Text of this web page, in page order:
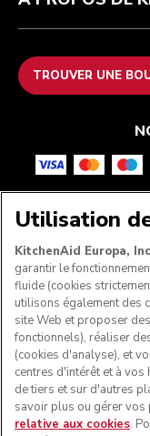
TROUVER UNE
© KitchenAid 2026 -
Utilisation
KitchenAid Europa,
garantir le
fluide (cookies
utilisons également des
site Web et proposer
fonctionnels), réaliser
(cookies d'analyse), et
centres d'intérêt et à
de tiers et sur d'autres
savoir plus ou gérer
relative aux cookies.